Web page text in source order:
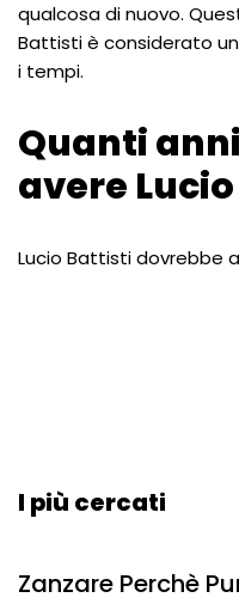
qualcosa di nuovo.
Battisti è considerato
i tempi.
Quanti
avere
Lucio Battisti dovrebbe
I più cercati
Zanzare Perchè